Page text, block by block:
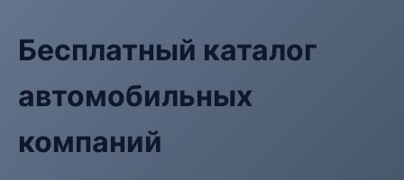
Бесплатный каталог
автомобильных
компаний